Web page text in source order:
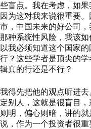
些盲点。我在考虑，如
因为这对我来说很重要
市，中国未来的好公司
那种系统性风险，我该
以我必须知道这个国家
行？这些学者是顶尖的
辑真的行还是不行？
我得先把他的观点听进
定别人，这就是很盲目
则明，偏心则暗，讲的
说，作为一个投资者很